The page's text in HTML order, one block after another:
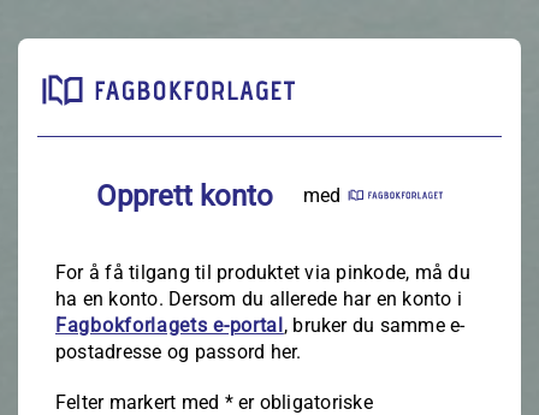
Opprett konto med
For å få tilgang til produktet via pinkode, må du
ha en konto. Dersom du allerede har en konto i
Fagbokforlagets e‑portal, bruker du samme e-
postadresse og passord her.
Felter markert med *er obligatoriske